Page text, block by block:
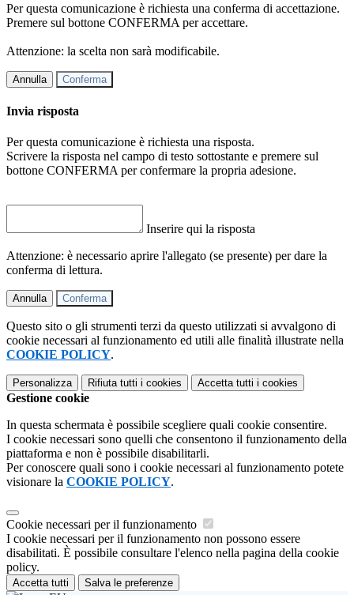
Per questa comunicazione è richiesta una conferma di accettazione.
Premere sul bottone CONFERMA per accettare.
Attenzione: la scelta non sarà modificabile.
Annulla Conferma
Invia risposta
Per questa comunicazione è richiesta una risposta.
Scrivere la risposta nel campo di testo sottostante e premere sul
bottone CONFERMA per confermare la propria adesione.
Inserire qui la risposta
Attenzione: è necessario aprire l'allegato (se presente) per dare la
conferma di lettura.
Annulla Conferma
Questo sito o gli strumenti terzi da questo utilizzati si avvalgono di
cookie necessari al funzionamento ed utili alle finalità illustrate nella
COOKIE POLICY.
Personalizza Rifiuta tutti i cookies Accetta tutti i cookies
Gestione cookie
In questa schermata è possibile scegliere quali cookie consentire.
I cookie necessari sono quelli che consentono il funzionamento della
piattaforma e non è possibile disabilitarli.
Per conoscere quali sono i cookie necessari al funzionamento potete
visionare la COOKIE POLICY.
Cookie necessari per il funzionamento
I cookie necessari per il funzionamento non possono essere
disabilitati. È possibile consultare l'elenco nella pagina della cookie
policy.
Accetta tutti Salva le preferenze